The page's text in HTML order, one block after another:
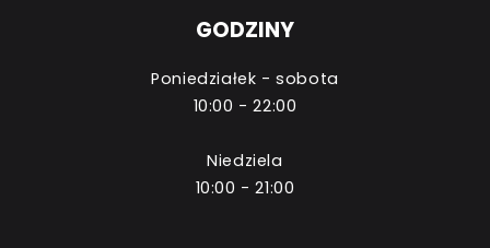
GODZINY
Poniedziałek - sobota
10:00 - 22:00
Niedziela
10:00 - 21:00